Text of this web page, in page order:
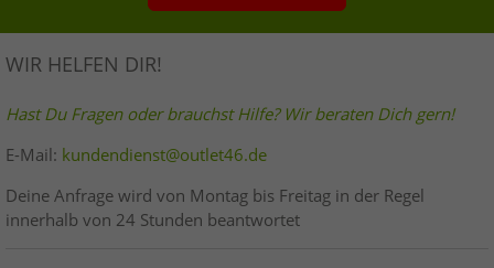
WIR HELFEN DIR!
Hast Du Fragen oder brauchst Hilfe? Wir beraten Dich gern!
E-Mail: kundendienst@outlet46.de
Deine Anfrage wird von Montag bis Freitag in der Regel
innerhalb von 24 Stunden beantwortet